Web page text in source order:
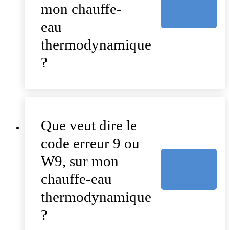
mon chauffe-
eau
thermodynamique
?
Que veut dire le
code erreur 9 ou
W9, sur mon
chauffe-eau
thermodynamique
?